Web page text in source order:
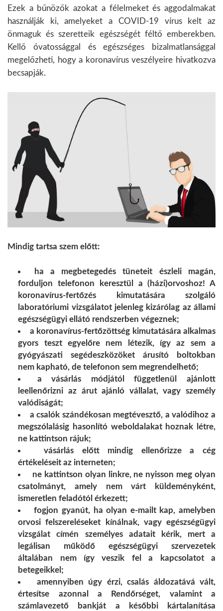
Ezek a bűnözők azokat a félelmeket és aggodalmakat
használják ki, amelyeket a COVID-19 vírus kelt az
önmaguk és szeretteik egészségét féltő emberekben.
Kellő óvatossággal és egészséges bizalmatlansággal
megelőzheti, hogy a koronavírus veszélyeire hivatkozva
becsapják.
Mindig tartsa szem előtt:
ha a megbetegedés tüneteit észleli magán,
forduljon telefonon keresztül a (házi)orvoshoz! A
koronavírus-fertőzés kimutatására szolgáló
laboratóriumi vizsgálatot jelenleg kizárólag az állami
egészségügyi ellátó rendszerben végeznek;
a koronavírus-fertőzöttség kimutatására alkalmas
gyors teszt egyelőre nem létezik, így az sem a
gyógyászati segédeszközöket árusító boltokban
nem kapható, de telefonon sem megrendelhető;
a vásárlás módjától függetlenül ajánlott
leellenőrizni az árut ajánló vállalat, vagy személy
valódiságát;
a csalók szándékosan megtévesztő, a valódihoz a
megszólalásig hasonlító weboldalakat hoznak létre,
ne kattintson rájuk;
vásárlás előtt mindig ellenőrizze a cég
értékeléseit az interneten;
ne kattintson olyan linkre, ne nyisson meg olyan
csatolmányt, amely nem várt küldeményként,
ismeretlen feladótól érkezett;
fogjon gyanút, ha olyan e-mailt kap, amelyben
orvosi felszereléseket kínálnak, vagy egészségügyi
vizsgálat címén személyes adatait kérik, mert a
legálisan működő egészségügyi szervezetek
általában nem így veszik fel a kapcsolatot a
betegeikkel;
amennyiben úgy érzi, csalás áldozatává vált,
értesítse azonnal a Rendőrséget, valamint a
számlavezető bankját a későbbi kártalanítása